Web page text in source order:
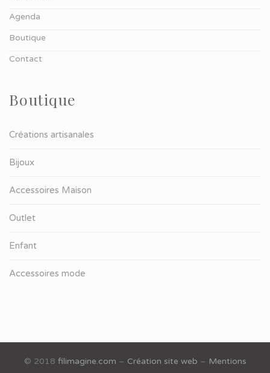
Agenda
Boutique
Contact
Boutique
Créations artisanales
Bijoux
Accessoires Maison
Outlet
Enfant
Accessoires mode
© 2018 filimagine.com – Création site web – Mentions